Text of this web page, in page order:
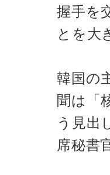
握手を
とを大
韓国の
聞は「
う見出
席秘書